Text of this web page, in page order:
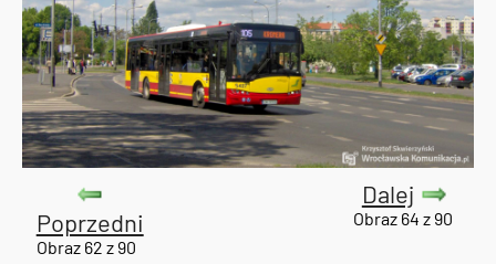
Poprzedni
Obraz 62 z 90
Dalej
Obraz 64 z 90